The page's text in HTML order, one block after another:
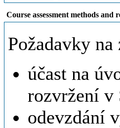
Course assessment methods and
Požadavky na
účast na
rozvržení v
odevzdání